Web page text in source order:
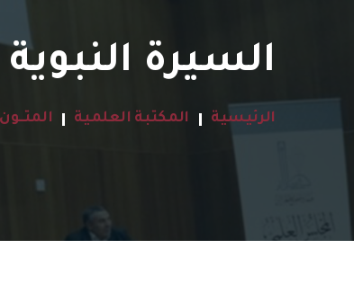
السيرة النبوية
الرئيسية المكتبة العلمية المتــون